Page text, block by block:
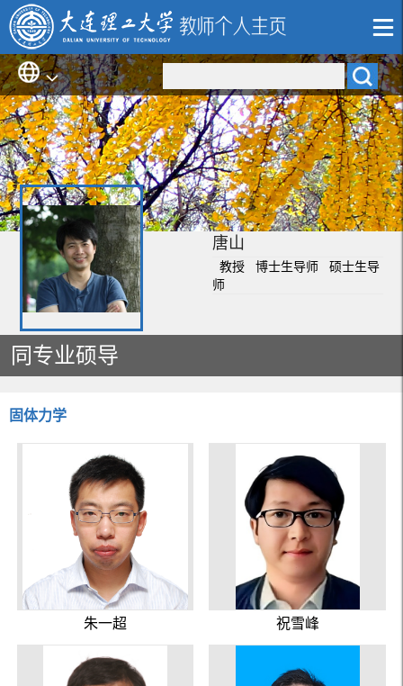
唐山
教授 博士生导师 硕士生导
师
同专业硕导
固体力学
朱一超 祝雪峰